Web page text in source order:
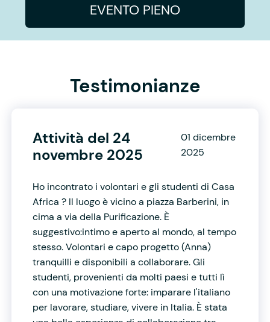
EVENTO PIENO
Testimonianze
Attività del 24
novembre 2025
01 dicembre
2025
Ho incontrato i volontari e gli studenti di Casa
Africa ? Il luogo è vicino a piazza Barberini, in
cima a via della Purificazione. È
suggestivo:intimo e aperto al mondo, al tempo
stesso. Volontari e capo progetto (Anna)
tranquilli e disponibili a collaborare. Gli
studenti, provenienti da molti paesi e tutti lì
con una motivazione forte: imparare l'italiano
per lavorare, studiare, vivere in Italia. È stata